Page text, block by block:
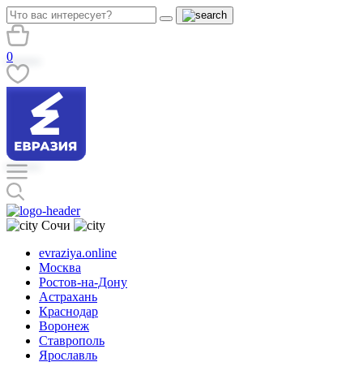
0
Сочи
evraziya.online
Москва
Ростов-на-Дону
Астрахань
Краснодар
Воронеж
Ставрополь
Ярославль